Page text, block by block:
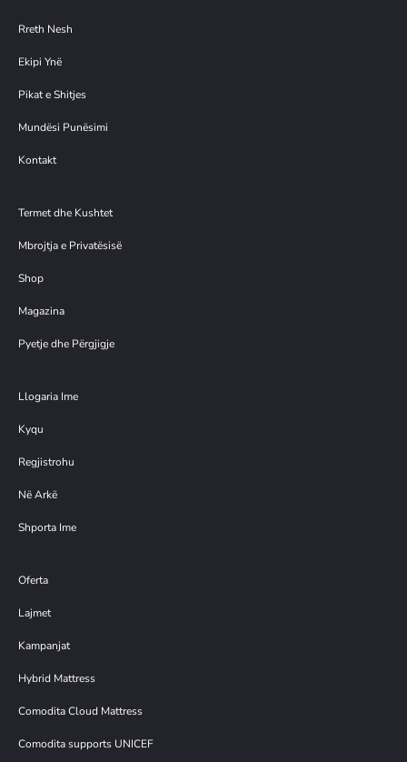
Rreth Nesh
Ekipi Ynë
Pikat e Shitjes
Mundësi Punësimi
Kontakt
Termet dhe Kushtet
Mbrojtja e Privatësisë
Shop
Magazina
Pyetje dhe Përgjigje
Llogaria Ime
Kyqu
Regjistrohu
Në Arkë
Shporta Ime
Oferta
Lajmet
Kampanjat
Hybrid Mattress
Comodita Cloud Mattress
Comodita supports UNICEF